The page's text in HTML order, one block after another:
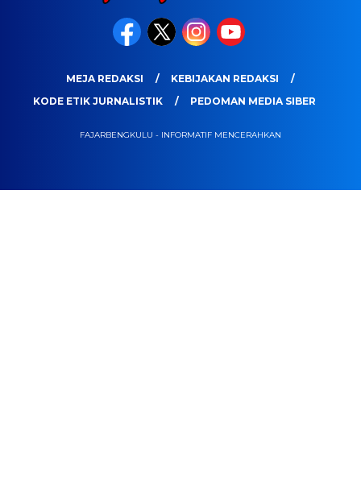
MEJA REDAKSI
KEBIJAKAN REDAKSI
KODE ETIK JURNALISTIK
PEDOMAN MEDIA SIBER
FAJARBENGKULU - INFORMATIF MENCERAHKAN